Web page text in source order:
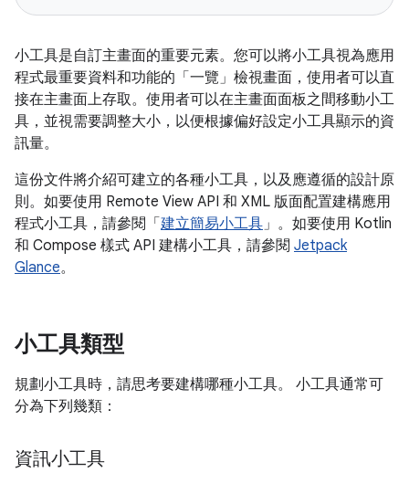
小工具是自訂主畫面的重要元素。您可以將小工具視為應用
程式最重要資料和功能的「一覽」檢視畫面，使用者可以直
接在主畫面上存取。使用者可以在主畫面面板之間移動小工
具，並視需要調整大小，以便根據偏好設定小工具顯示的資
訊量。
這份文件將介紹可建立的各種小工具，以及應遵循的設計原
則。如要使用 Remote View API 和 XML 版面配置建構應用
程式小工具，請參閱「 建立簡易小工具」。如要使用 Kotlin
和 Compose 樣式 API 建構小工具，請參閱 Jetpack
Glance。
小工具類型
規劃小工具時，請思考要建構哪種小工具。 小工具通常可
分為下列幾類：
資訊小工具